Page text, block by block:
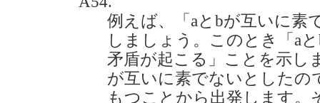
例えば、「aとbが互いに素
しましょう。このとき「a
矛盾が起こる」ことを示し
が互いに素でないとしたの
もつことから出発します。